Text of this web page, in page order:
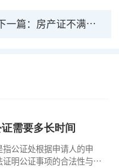
一篇： 房产证不满两年公证有法律效力吗？
需要多长时间
指公证处根据申请人的申
证明公证事项的合法性与真